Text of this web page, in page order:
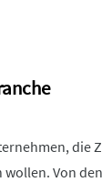
die
Von den